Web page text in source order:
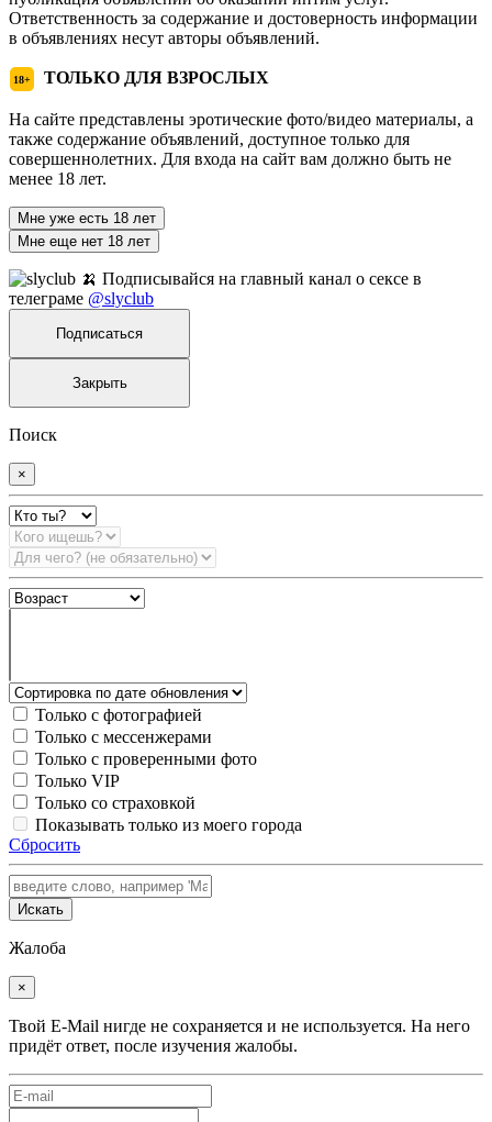
Ответственность за содержание и достоверность информации
в объявлениях несут авторы объявлений.
18+ ТОЛЬКО ДЛЯ ВЗРОСЛЫХ
На сайте представлены эротические фото/видео материалы, а
также содержание объявлений, доступное только для
совершеннолетних. Для входа на сайт вам должно быть не
менее 18 лет.
Мне уже есть 18 лет
Мне еще нет 18 лет
🍌 Подписывайся на главный канал о сексе в
телеграме @slyclub
Подписаться
Закрыть
Поиск
×
Только с фотографией
Только с мессенжерами
Только с проверенными фото
Только VIP
Только со страховкой
Показывать только из моего города
Сбросить
Искать
Жалоба
×
Твой E-Mail нигде не сохраняется и не используется. На него
придёт ответ, после изучения жалобы.